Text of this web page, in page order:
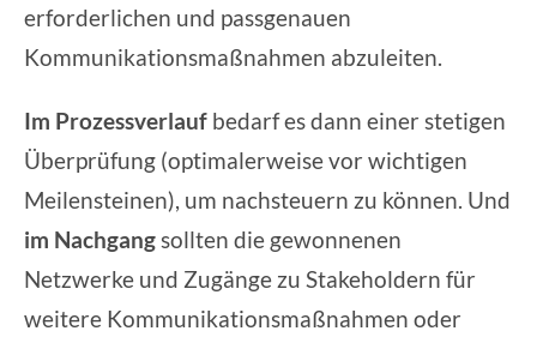
erforderlichen und passgenauen
Kommunikationsmaßnahmen abzuleiten.
Im Prozessverlaufbedarf es dann einer stetigen
Überprüfung (optimalerweise vor wichtigen
Meilensteinen), um nachsteuern zu können. Und
im Nachgangsollten die gewonnenen
Netzwerke und Zugänge zu Stakeholdern für
weitere Kommunikationsmaßnahmen oder